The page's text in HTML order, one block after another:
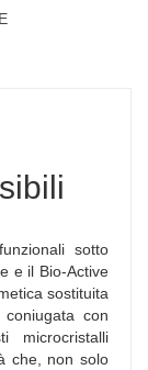
sotto
e il Bio-Active
sostituita
con
microcristalli
che, non solo